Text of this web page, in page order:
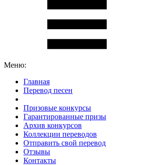
Меню:
Главная
Перевод песен
Призовые конкурсы
Гарантированные призы
Архив конкурсов
Коллекции переводов
Отправить свой перевод
Отзывы
Контакты